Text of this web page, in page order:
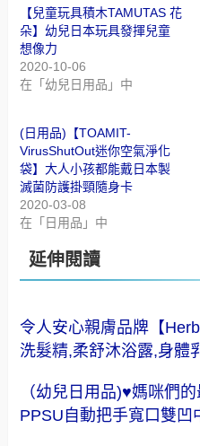
【兒童玩具積木TAMUTAS 花
朵】幼兒日本玩具發揮兒童
想像力
2020-10-06
在「幼兒日用品」中
(日用品)【TOAMIT-
VirusShutOut迷你空氣淨化
袋】大人小孩都能戴日本製
滅菌防護掛頸隨身卡
2020-03-08
在「日用品」中
延伸閱讀
令人安心親膚品牌【
洗髮精,柔舒沐浴露,身體
（幼兒日用品)♥媽咪們
PPSU自動把手寬口雙凹